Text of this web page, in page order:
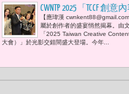
CWNTP 2025 「TCCF 創意
Creative Content Fest
擔任頒獎嘉賓 盛況空
成為未來創意新勢力
【應瑋漢
屬於創作者的盛宴悄然揭幕。由
「2025 Taiwan Creative
大會）」於光影交錯間盛大登場。今年...